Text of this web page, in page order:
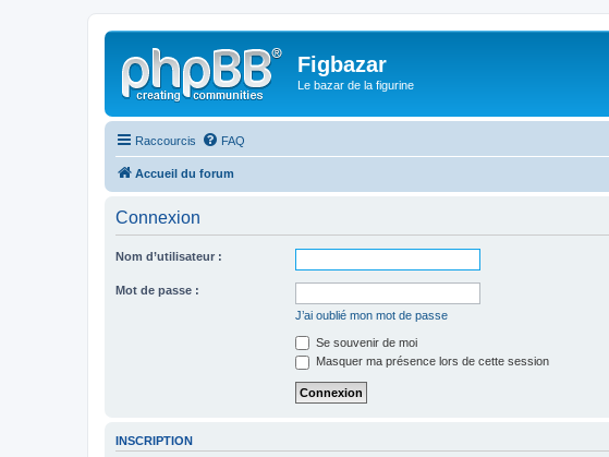
Figbazar
Le bazar de la figurine
Raccourcis FAQ
Accueil du forum
Connexion
Nom d’utilisateur :
Mot de passe :
J’ai oublié mon mot de passe
Se souvenir de moi
Masquer ma présence lors de cette session
INSCRIPTION